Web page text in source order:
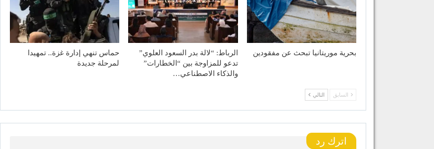
بحرية موريتانيا تبحث عن مفقودين
الرباط: “لالة بدر السعود العلوي”
تدعو للمزاوجة بين “الخطارات”
والذكاء الاصطناعي…
حماس تنهي إدارة غزة.. تمهيدا
لمرحلة جديدة
السابق التالي
اترك رد